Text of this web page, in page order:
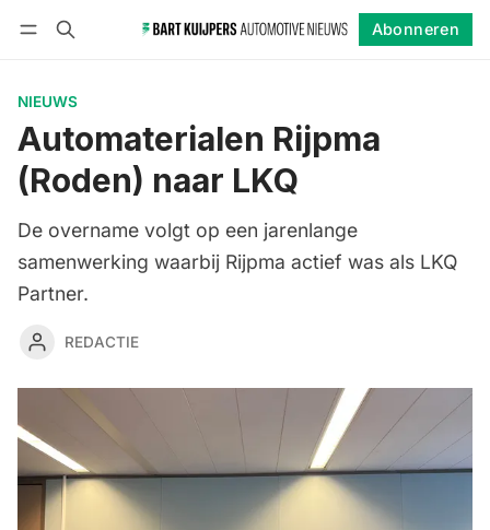
Abonneren
NIEUWS
Automaterialen Rijpma
(Roden) naar LKQ
De overname volgt op een jarenlange
samenwerking waarbij Rijpma actief was als LKQ
Partner.
REDACTIE